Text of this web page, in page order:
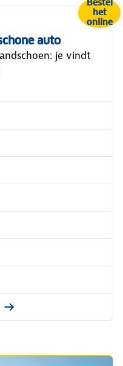
Bestel
het
online
auto
je vindt